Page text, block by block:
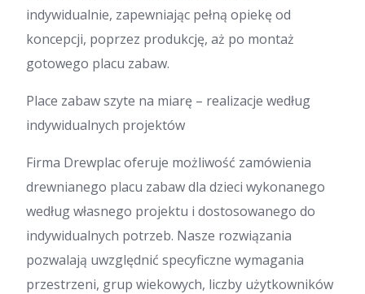
indywidualnie, zapewniając pełną opiekę od
koncepcji, poprzez produkcję, aż po montaż
gotowego placu zabaw.
Place zabaw szyte na miarę – realizacje według
indywidualnych projektów
Firma Drewplac oferuje możliwość zamówienia
drewnianego placu zabaw dla dzieci wykonanego
według własnego projektu i dostosowanego do
indywidualnych potrzeb. Nasze rozwiązania
pozwalają uwzględnić specyficzne wymagania
przestrzeni, grup wiekowych, liczby użytkowników